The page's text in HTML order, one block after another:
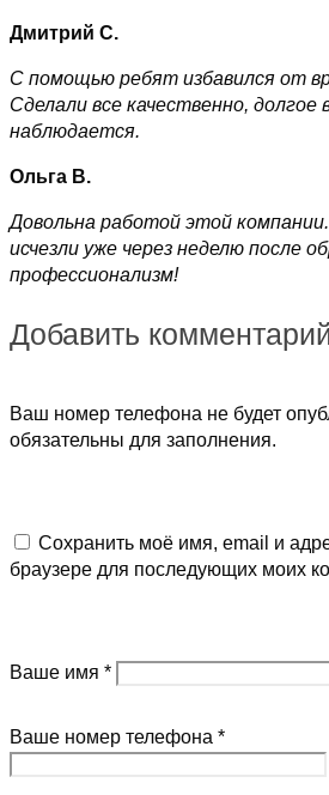
Дмитрий С.
С помощью ребят избавился от
Сделали все качественно, долгое
наблюдается.
Ольга В.
Довольна работой этой
исчезли уже через неделю после
профессионализм!
Добавить
Ваш номер телефона не будет
обязательны для заполнения.
Ваше имя *
Сохранить моё имя, email и
браузере для последующих моих
Ваше номер телефона *